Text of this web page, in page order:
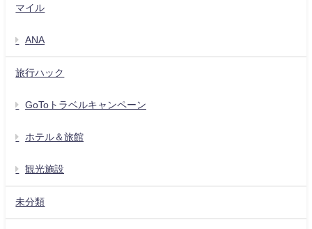
マイル
ANA
旅行ハック
GoToトラベルキャンペーン
ホテル＆旅館
観光施設
未分類